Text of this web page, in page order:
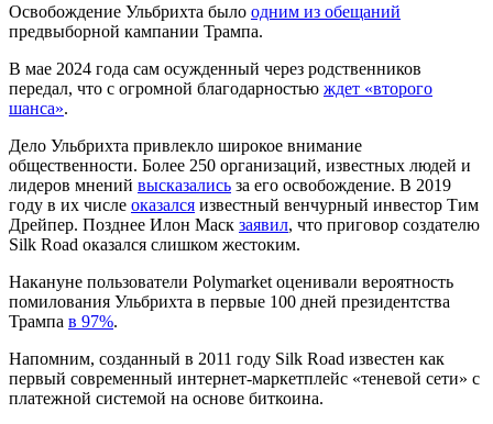
Освобождение Ульбрихта было одним из обещаний
предвыборной кампании Трампа.
В мае 2024 года сам осужденный через родственников
передал, что с огромной благодарностью ждет «второго
шанса».
Дело Ульбрихта привлекло широкое внимание
общественности. Более 250 организаций, известных людей и
лидеров мнений высказались за его освобождение. В 2019
году в их числе оказался известный венчурный инвестор Тим
Дрейпер. Позднее Илон Маск заявил, что приговор создателю
Silk Road оказался слишком жестоким.
Накануне пользователи Polymarket оценивали вероятность
помилования Ульбрихта в первые 100 дней президентства
Трампа в 97%.
Напомним, созданный в 2011 году Silk Road известен как
первый современный интернет-маркетплейс «теневой сети» с
платежной системой на основе биткоина.